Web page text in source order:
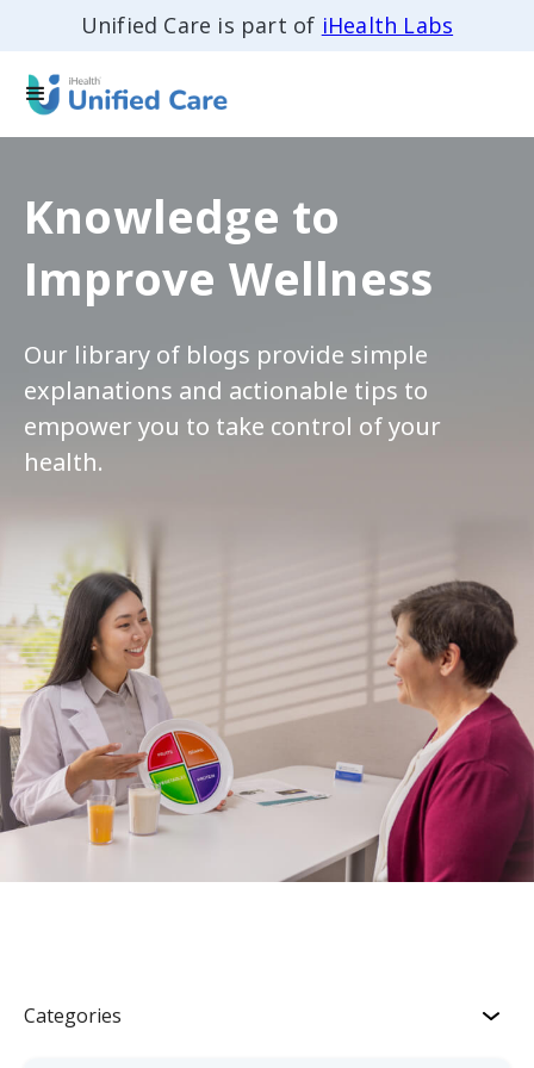
Unified Care is part of iHealth Labs
Knowledge to
Improve Wellness
Our library of blogs provide simple
explanations and actionable tips to
empower you to take control of your
health.
Categories